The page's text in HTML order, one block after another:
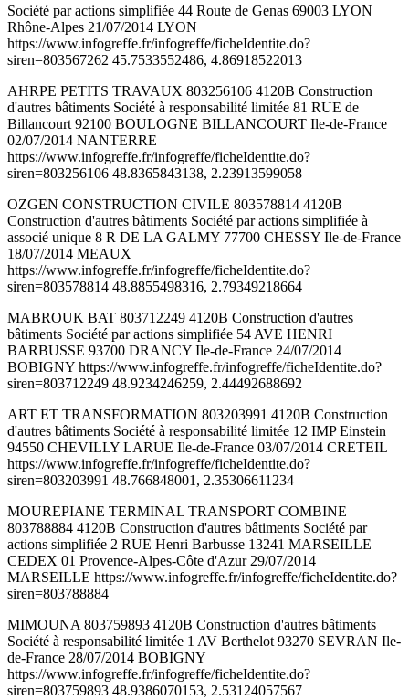
Société par actions simplifiée 44 Route de Genas 69003 LYON
Rhône-Alpes 21/07/2014 LYON
https://www.infogreffe.fr/infogreffe/ficheIdentite.do?
siren=803567262 45.7533552486, 4.86918522013
AHRPE PETITS TRAVAUX 803256106 4120B Construction
d'autres bâtiments Société à responsabilité limitée 81 RUE de
Billancourt 92100 BOULOGNE BILLANCOURT Ile-de-France
02/07/2014 NANTERRE
https://www.infogreffe.fr/infogreffe/ficheIdentite.do?
siren=803256106 48.8365843138, 2.23913599058
OZGEN CONSTRUCTION CIVILE 803578814 4120B
Construction d'autres bâtiments Société par actions simplifiée à
associé unique 8 R DE LA GALMY 77700 CHESSY Ile-de-France
18/07/2014 MEAUX
https://www.infogreffe.fr/infogreffe/ficheIdentite.do?
siren=803578814 48.8855498316, 2.79349218664
MABROUK BAT 803712249 4120B Construction d'autres
bâtiments Société par actions simplifiée 54 AVE HENRI
BARBUSSE 93700 DRANCY Ile-de-France 24/07/2014
BOBIGNY https://www.infogreffe.fr/infogreffe/ficheIdentite.do?
siren=803712249 48.9234246259, 2.44492688692
ART ET TRANSFORMATION 803203991 4120B Construction
d'autres bâtiments Société à responsabilité limitée 12 IMP Einstein
94550 CHEVILLY LARUE Ile-de-France 03/07/2014 CRETEIL
https://www.infogreffe.fr/infogreffe/ficheIdentite.do?
siren=803203991 48.766848001, 2.35306611234
MOUREPIANE TERMINAL TRANSPORT COMBINE
803788884 4120B Construction d'autres bâtiments Société par
actions simplifiée 2 RUE Henri Barbusse 13241 MARSEILLE
CEDEX 01 Provence-Alpes-Côte d'Azur 29/07/2014
MARSEILLE https://www.infogreffe.fr/infogreffe/ficheIdentite.do?
siren=803788884
MIMOUNA 803759893 4120B Construction d'autres bâtiments
Société à responsabilité limitée 1 AV Berthelot 93270 SEVRAN Ile-
de-France 28/07/2014 BOBIGNY
https://www.infogreffe.fr/infogreffe/ficheIdentite.do?
siren=803759893 48.9386070153, 2.53124057567